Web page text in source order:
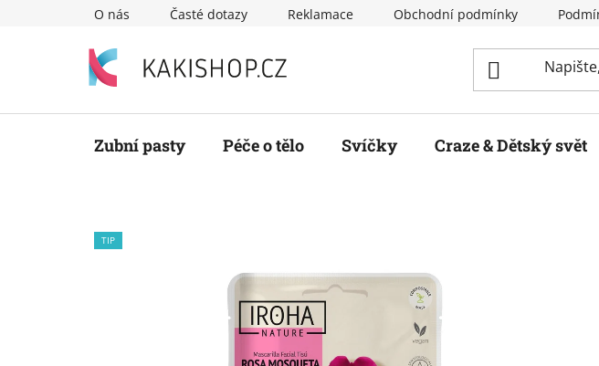
O nás Časté dotazy Reklamace Obchodní podmínky
Zubní pasty Péče o tělo Svíčky Craze & Dětský svět
TIP